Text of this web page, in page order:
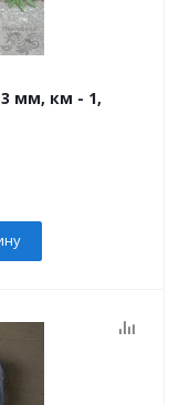
мм, км - 1,